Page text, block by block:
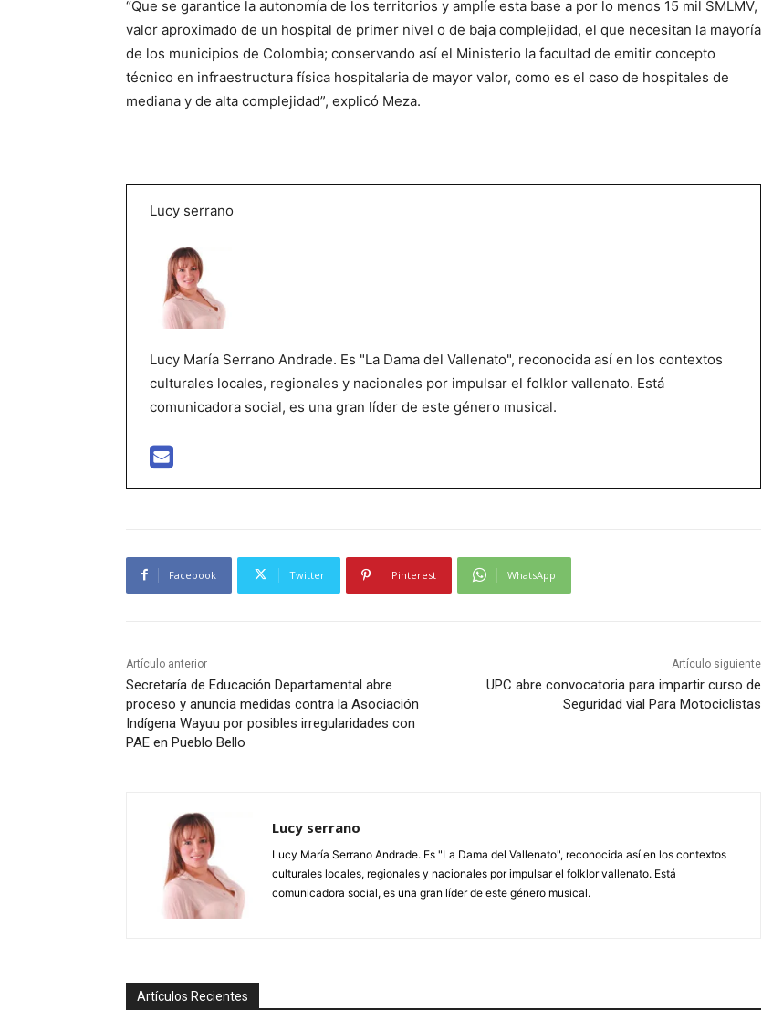
“Que se garantice la autonomía de los territorios y amplíe esta base a por lo menos 15 mil SMLMV,
valor aproximado de un hospital de primer nivel o de baja complejidad, el que necesitan la mayoría
de los municipios de Colombia; conservando así el Ministerio la facultad de emitir concepto
técnico en infraestructura física hospitalaria de mayor valor, como es el caso de hospitales de
mediana y de alta complejidad”, explicó Meza.
Lucy serrano
Lucy María Serrano Andrade. Es "La Dama del Vallenato", reconocida así en los contextos
culturales locales, regionales y nacionales por impulsar el folklor vallenato. Está
comunicadora social, es una gran líder de este género musical.
Facebook Twitter Pinterest WhatsApp
Artículo anterior
Secretaría de Educación Departamental abre
proceso y anuncia medidas contra la Asociación
Indígena Wayuu por posibles irregularidades con
PAE en Pueblo Bello
Artículo siguiente
UPC abre convocatoria para impartir curso de
Seguridad vial Para Motociclistas
Lucy serrano
Lucy María Serrano Andrade. Es "La Dama del Vallenato", reconocida así en los contextos
culturales locales, regionales y nacionales por impulsar el folklor vallenato. Está
comunicadora social, es una gran líder de este género musical.
Artículos Recientes